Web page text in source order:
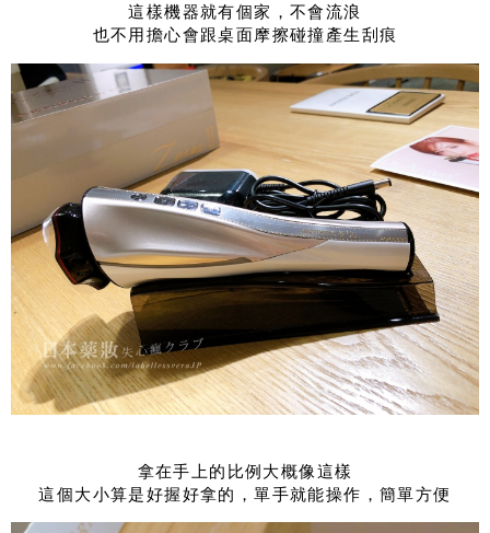
這樣機器就有個家，不會流浪
也不用擔心會跟桌面摩擦碰撞產生刮痕
拿在手上的比例大概像這樣
這個大小算是好握好拿的，單手就能操作，簡單方便